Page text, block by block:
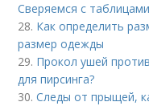
Сверяемся с
28. Как определить
размер одежды
29. Прокол ушей
для пирсинга?
30.Следы от прыщей,